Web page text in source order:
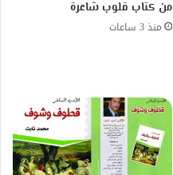
من كتاب قلوب شاعرة
منذ 3 ساعات